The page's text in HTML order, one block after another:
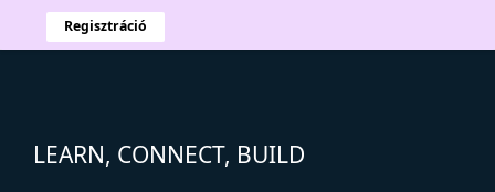
Regisztráció
LEARN, CONNECT, BUILD